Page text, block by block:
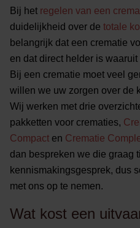
Bij het regelen van een
duidelijkheid over de totale
belangrijk dat een crematie
en dat direct helder is
Bij een crematie moet veel
willen we uw zorgen over de
Wij werken met drie
pakketten voor crematies,
Compact en Crematie
dan bespreken we die graag
kennismakingsgesprek, dus
met ons op te nemen.
Wat kost een